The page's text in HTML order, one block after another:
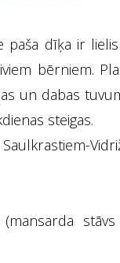
paša dīķa ir
bērniem.
un dabas
steigas.